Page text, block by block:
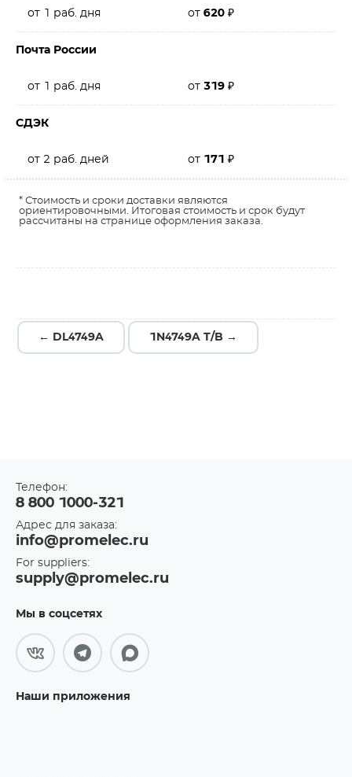
от 1 раб. дня от 620 ₽
Почта России
от 1 раб. дня от 319 ₽
СДЭК
от 2 раб. дней от 171 ₽
* Стоимость и сроки доставки являются
ориентировочными. Итоговая стоимость и срок будут
рассчитаны на странице оформления заказа.
← DL4749A 1N4749A T/B →
Телефон:
8 800 1000-321
Адрес для заказа:
info@promelec.ru
For suppliers:
supply@promelec.ru
Мы в соцсетях
Наши приложения